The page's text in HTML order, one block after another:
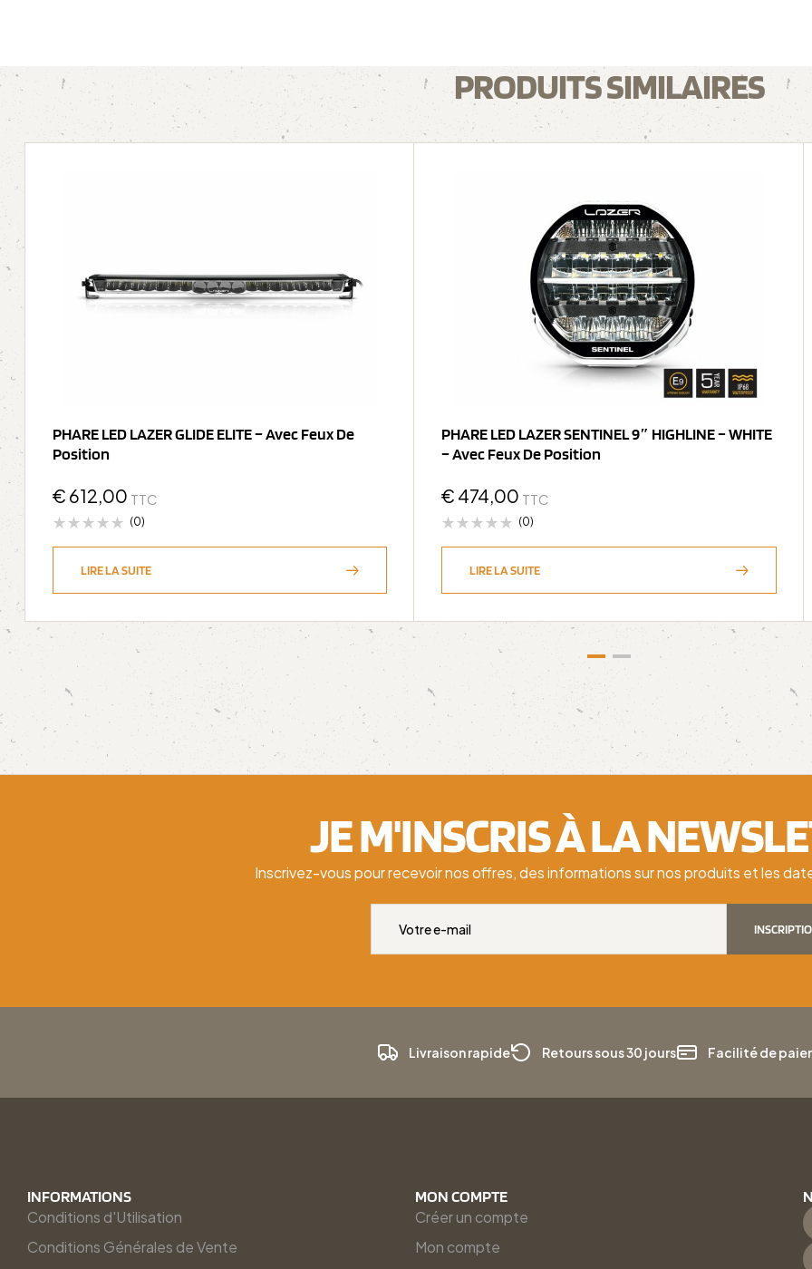
PRODUITS SIMILAIRES
PHARE LED LAZER GLIDE ELITE – Avec Feux De
Position
€ 612,00 TTC
(0)
LIRE LA SUITE
PHARE LED LAZER SENTINEL 9″ HIGHLINE – WHITE
– Avec Feux De Position
€ 474,00 TTC
(0)
LIRE LA SUITE
JE M'INSCRIS À LA
Inscrivez-vous pour recevoir nos offres, des informations sur nos produits et les
Livraison rapide Retours sous 30 jours Facilité de
INFORMATIONS
Conditions d'Utilisation
Conditions Générales de Vente
MON COMPTE
Créer un compte
Mon compte